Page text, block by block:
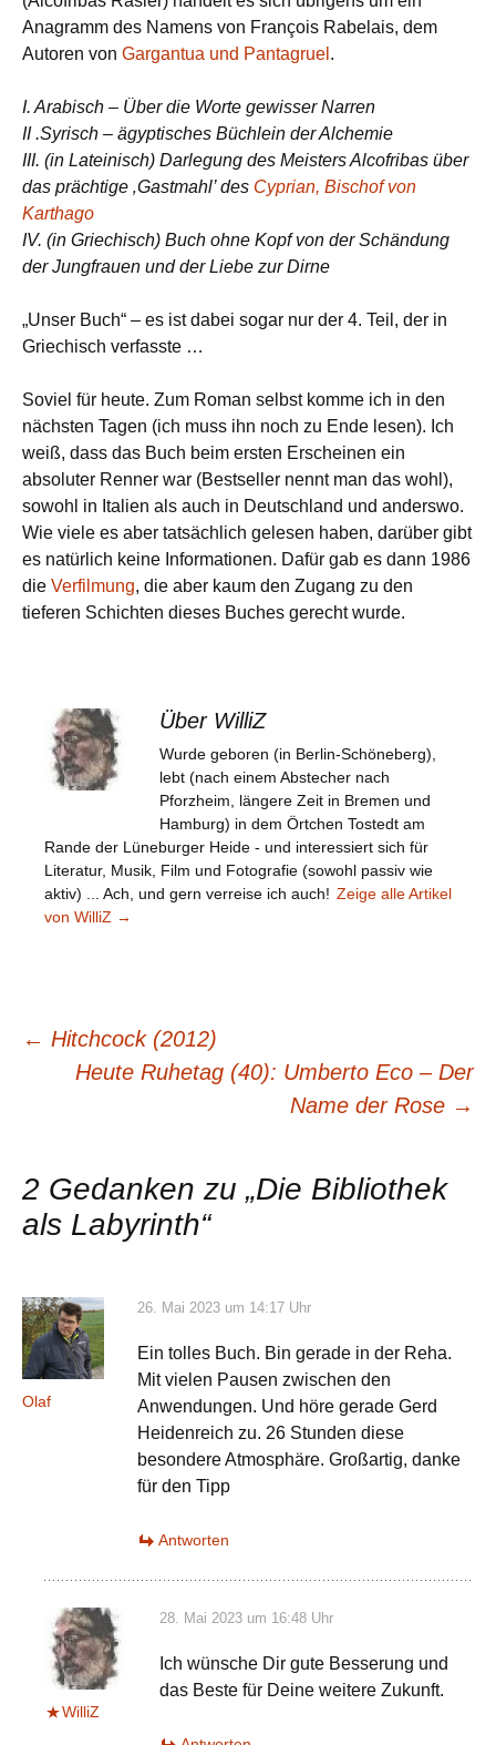
Anagramm des Namens von François Rabelais, dem
Autoren von Gargantua und Pantagruel .
I. Arabisch – Über die Worte gewisser Narren
II .Syrisch – ägyptisches Büchlein der Alchemie
III. (in Lateinisch) Darlegung des Meisters Alcofribas über
das prächtige ‚Gastmahl’ des Cyprian, Bischof von
Karthago
IV. (in Griechisch) Buch ohne Kopf von der Schändung
der Jungfrauen und der Liebe zur Dirne
„Unser Buch“ – es ist dabei sogar nur der 4. Teil, der in
Griechisch verfasste …
Soviel für heute. Zum Roman selbst komme ich in den
nächsten Tagen (ich muss ihn noch zu Ende lesen). Ich
weiß, dass das Buch beim ersten Erscheinen ein
absoluter Renner war (Bestseller nennt man das wohl),
sowohl in Italien als auch in Deutschland und anderswo.
Wie viele es aber tatsächlich gelesen haben, darüber gibt
es natürlich keine Informationen. Dafür gab es dann 1986
die Verfilmung, die aber kaum den Zugang zu den
tieferen Schichten dieses Buches gerecht wurde.
Über WilliZ
Wurde geboren (in Berlin-Schöneberg),
lebt (nach einem Abstecher nach
Pforzheim, längere Zeit in Bremen und
Hamburg) in dem Örtchen Tostedt am
Rande der Lüneburger Heide - und interessiert sich für
Literatur, Musik, Film und Fotografie (sowohl passiv wie
aktiv) ... Ach, und gern verreise ich auch! Zeige alle Artikel
von WilliZ →
Beitragsnavigation
← Hitchcock (2012)
Heute Ruhetag (40): Umberto Eco – Der
Name der Rose →
2 Gedanken zu „Die Bibliothek
als Labyrinth“
Olaf
26. Mai 2023 um 14:17 Uhr
Ein tolles Buch. Bin gerade in der Reha.
Mit vielen Pausen zwischen den
Anwendungen. Und höre gerade Gerd
Heidenreich zu. 26 Stunden diese
besondere Atmosphäre. Großartig, danke
für den Tipp
Antworten
WilliZ
28. Mai 2023 um 16:48 Uhr
Ich wünsche Dir gute Besserung und
das Beste für Deine weitere Zukunft.